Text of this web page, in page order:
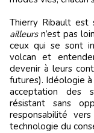
Thierry Ribault est
ailleursn’est pas
ceux qui se sont
volcan et
devenir à leurs
futures). Idéologie
acceptation des
résistant sans
responsabilité
technologie du